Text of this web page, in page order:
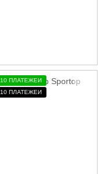
10 ПЛАТЕЖЕЙ
10 ПЛАТЕЖЕЙ